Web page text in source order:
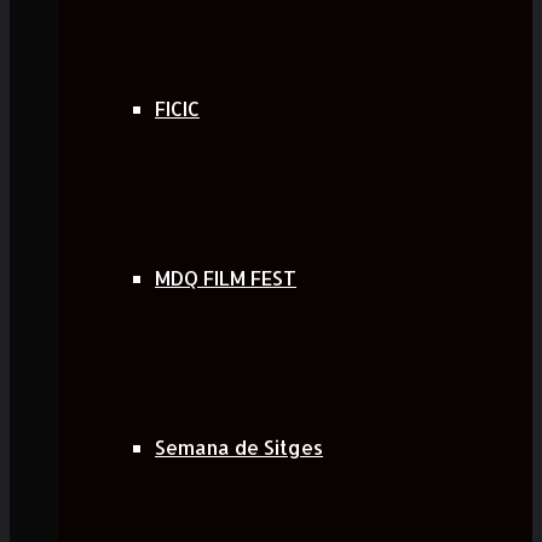
FICIC
MDQ FILM FEST
Semana de Sitges